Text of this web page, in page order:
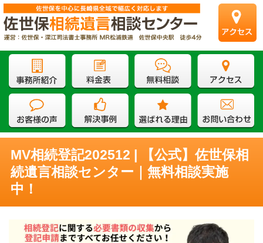
MV相続登記202512 | 【公式】佐世保相
続遺言相談センター｜無料相談実施
中！